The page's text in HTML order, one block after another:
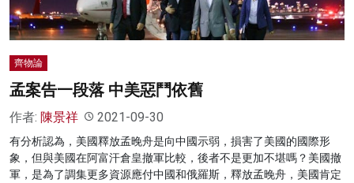
齊物論
孟案告一段落 中美惡鬥依舊
作者: 陳景祥 2021-09-30
有分析認為，美國釋放孟晚舟是向中國示弱，損害了美國的國際形
象，但與美國在阿富汗倉皇撤軍比較，後者不是更加不堪嗎？美國撤
軍，是為了調集更多資源應付中國和俄羅斯，釋放孟晚舟，美國肯定